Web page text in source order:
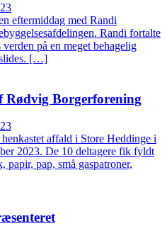
eftermiddag med Randi
Randi fortalte
på en meget behagelig
slides. […]
Rødvig Borgerforening
affald i Store Heddinge i
2023. De 10 deltagere fik fyldt
pap, små gaspatroner,